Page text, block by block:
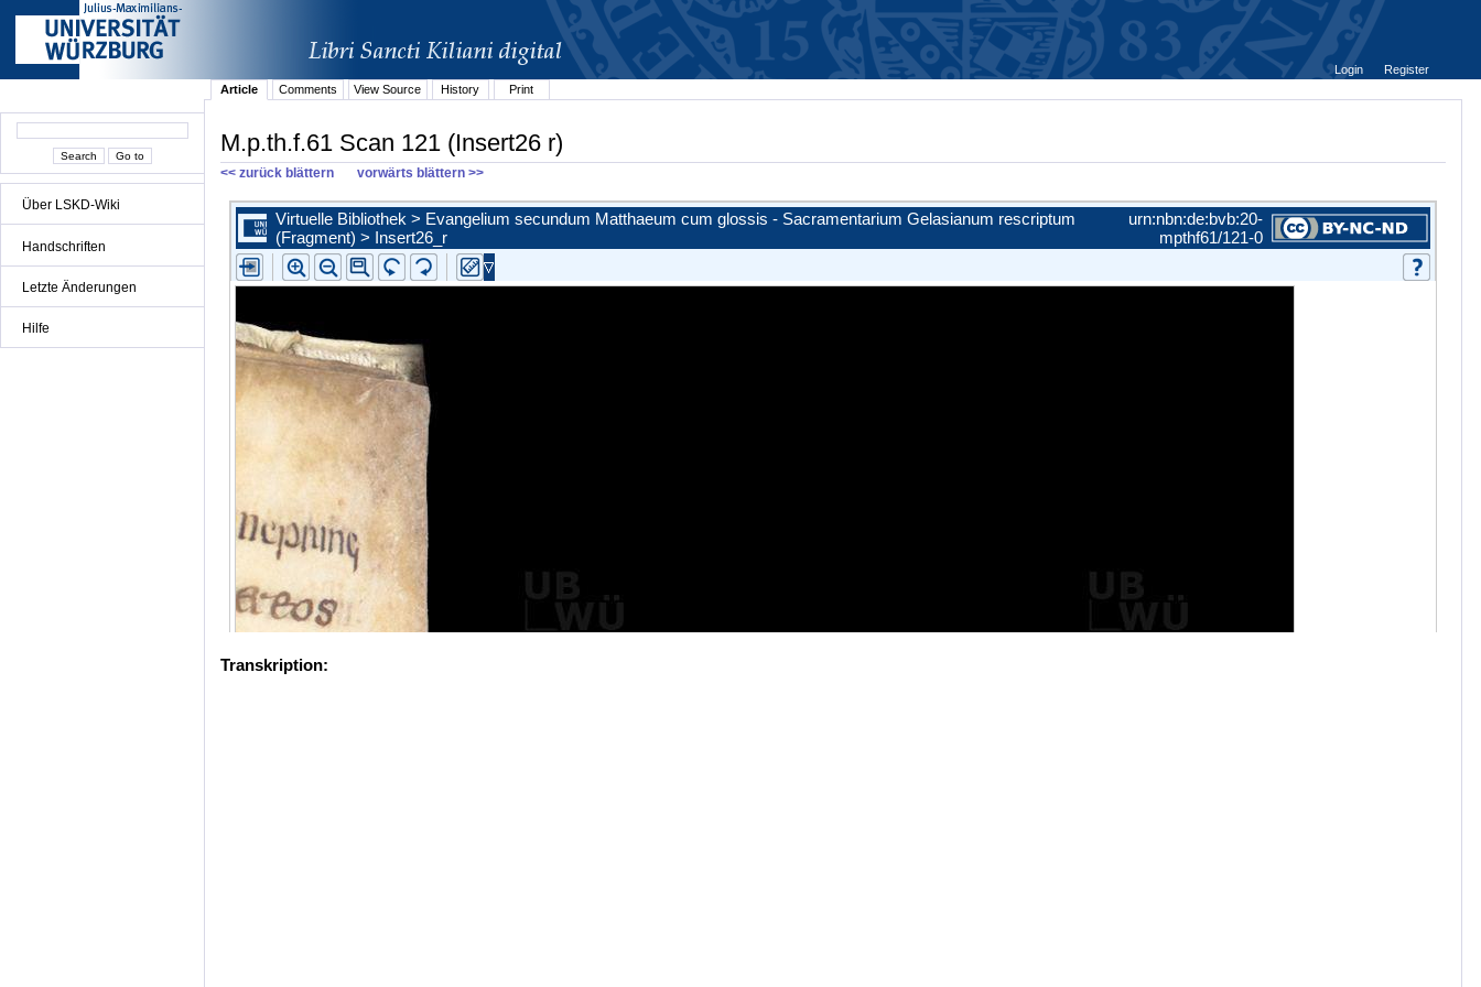
Über LSKD-Wiki
Handschriften
Letzte Änderungen
Hilfe
Login
Register
Article
Comments View Source History Print
M.p.th.f.61 Scan 121 (Insert26 r)
<< zurück blättern vorwärts blättern >>
Transkription: